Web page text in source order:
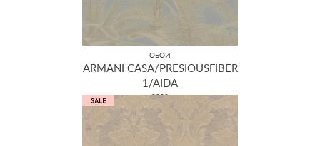
ОБОИ
ARMANI CASA/PRESIOUSFIBER
1/AIDA
9020